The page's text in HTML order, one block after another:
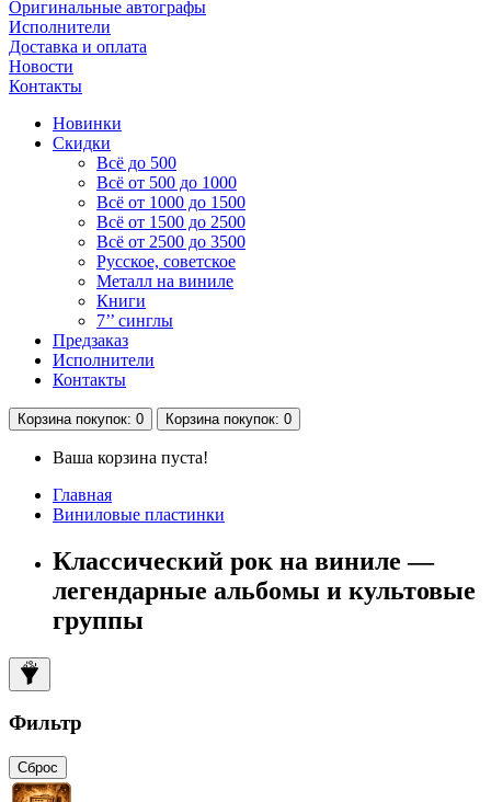
Оригинальные автографы
Исполнители
Доставка и оплата
Новости
Контакты
Новинки
Скидки
Всё до 500
Всё от 500 до 1000
Всё от 1000 до 1500
Всё от 1500 до 2500
Всё от 2500 до 3500
Русское, советское
Металл на виниле
Книги
7’’ синглы
Предзаказ
Исполнители
Контакты
Корзина покупок: 0 Корзина покупок: 0
Ваша корзина пуста!
Главная
Виниловые пластинки
Классический рок на виниле —
легендарные альбомы и культовые
группы
Фильтр
Сброс